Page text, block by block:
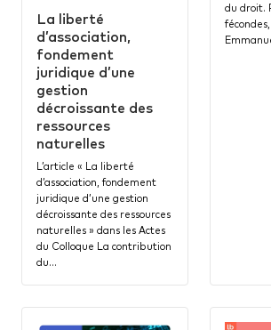
La liberté
d’association,
fondement
juridique d’une
gestion
décroissante des
ressources
naturelles
L’article « La liberté
d’association, fondement
juridique d’une gestion
décroissante des ressources
naturelles » dans les Actes
du Colloque La contribution
du…
du droit.